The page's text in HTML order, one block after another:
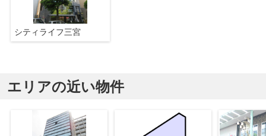
シティライフ三宮
エリアの近い物件